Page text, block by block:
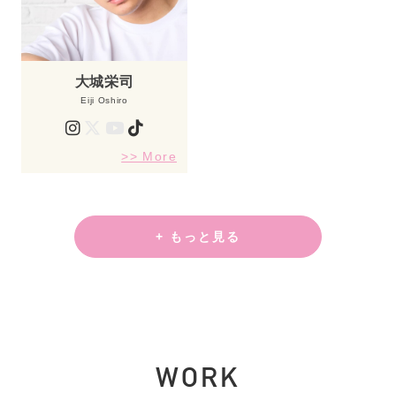
大城栄司
Eiji Oshiro
>> More
+ もっと見る
WORK